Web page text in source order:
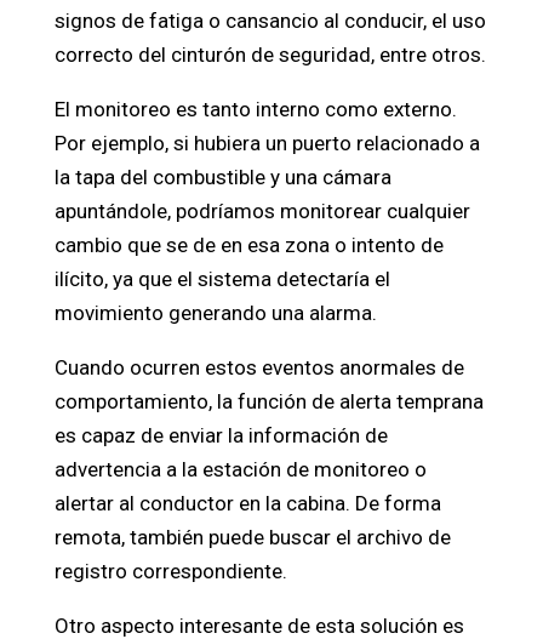
signos de fatiga o cansancio al conducir, el uso
correcto del cinturón de seguridad, entre otros.
El monitoreo es tanto interno como externo.
Por ejemplo, si hubiera un puerto relacionado a
la tapa del combustible y una cámara
apuntándole, podríamos monitorear cualquier
cambio que se de en esa zona o intento de
ilícito, ya que el sistema detectaría el
movimiento generando una alarma.
Cuando ocurren estos eventos anormales de
comportamiento, la función de alerta temprana
es capaz de enviar la información de
advertencia a la estación de monitoreo o
alertar al conductor en la cabina. De forma
remota, también puede buscar el archivo de
registro correspondiente.
Otro aspecto interesante de esta solución es